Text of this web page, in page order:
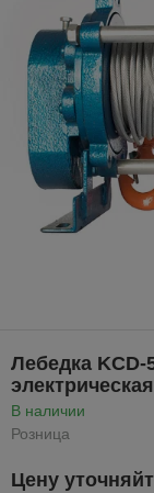
Лебедка KCD-
В наличии
Розница
Цену